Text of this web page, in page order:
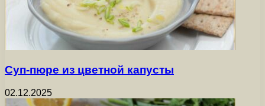
Суп-пюре из цветной капусты
02.12.2025